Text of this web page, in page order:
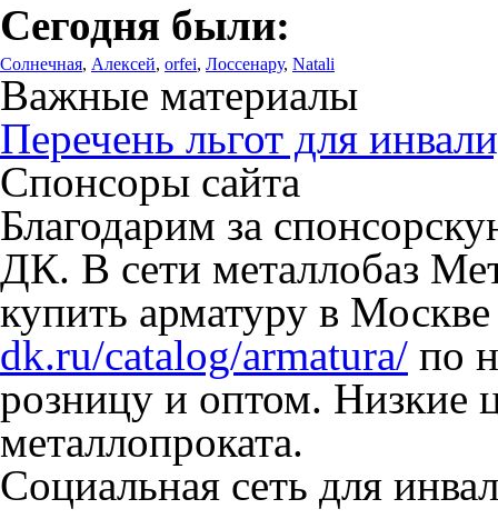
Сегодня были:
Солнечная, Алексей, orfei, Лоссенару, Natali
Важные материалы
Перечень льгот для
Спонсоры сайта
Благодарим за
ДК. В сети металлобаз
купить арматуру в
dk.ru/catalog/armatura/ по
розницу и оптом. Низкие
металлопроката.
Социальная сеть для